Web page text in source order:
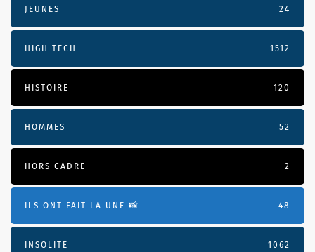
JEUNES
24
HIGH TECH 1512
HISTOIRE 120
HOMMES 52
HORS CADRE 2
ILS ONT FAIT LA UNE 📸 48
INSOLITE 1062